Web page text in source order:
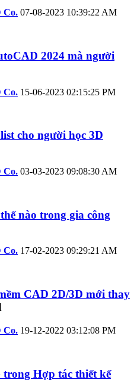
Co. 07-08-2023 10:39:22 AM
2024 mà người
Co. 15-06-2023 02:15:25 PM
cho người học 3D
Co. 03-03-2023 09:08:30 AM
nào trong gia công
Co. 17-02-2023 09:29:21 AM
CAD 2D/3D mới thay
Co. 19-12-2022 03:12:08 PM
Hợp tác thiết kế